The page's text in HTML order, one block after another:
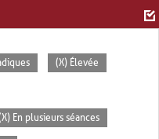
(X) Élevée
En plusieurs séances